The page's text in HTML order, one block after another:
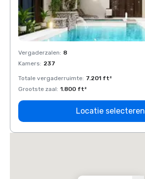
Vergaderzalen: 8
Kamers: 237
Totale vergaderruimte: 7.201 ft²
Grootste zaal: 1.800 ft²
Locatie selecteren